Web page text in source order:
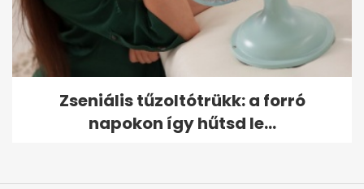
Zseniális tűzoltótrükk: a forró
napokon így hűtsd le...